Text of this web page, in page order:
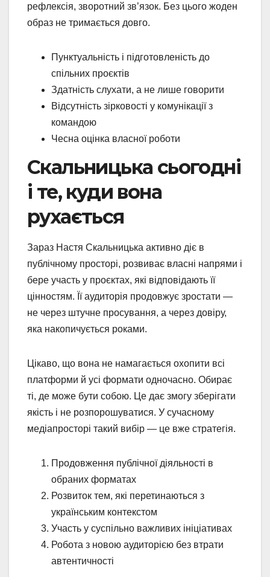
рефлексія, зворотний зв’язок. Без цього жоден
образ не тримається довго.
Пунктуальність і підготовленість до
спільних проєктів
Здатність слухати, а не лише говорити
Відсутність зірковості у комунікації з
командою
Чесна оцінка власної роботи
Скальницька сьогодні
і те, куди вона
рухається
Зараз Настя Скальницька активно діє в
публічному просторі, розвиває власні напрями і
бере участь у проєктах, які відповідають її
цінностям. Її аудиторія продовжує зростати —
не через штучне просування, а через довіру,
яка накопичується роками.
Цікаво, що вона не намагається охопити всі
платформи й усі формати одночасно. Обирає
ті, де може бути собою. Це дає змогу зберігати
якість і не розпорошуватися. У сучасному
медіапросторі такий вибір — це вже стратегія.
Продовження публічної діяльності в
обраних форматах
Розвиток тем, які перетинаються з
українським контекстом
Участь у суспільно важливих ініціативах
Робота з новою аудиторією без втрати
автентичності